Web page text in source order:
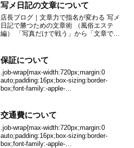
写メ日記の文章について
店長ブログ｜文章力で指名が変わる 写メ
日記で勝つための文章術 （風俗エステ
編） 「写真だけで戦う」から「文章で信
でわかること 1. なぜ写メ日記が重要？ 2.
露...
保証について
.job-wrap{max-width:720px;margin:0
auto;padding:16px;box-sizing:border-
box;font-family:-apple-
交通費について
.job-wrap{max-width:720px;margin:0
auto;padding:16px;box-sizing:border-
box;font-family:-apple-